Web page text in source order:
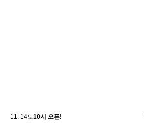
11. 14토10시 오픈!